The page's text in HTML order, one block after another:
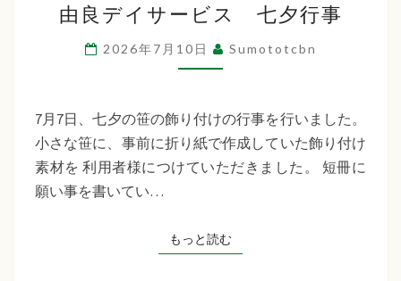
良
デ
イ
ー
ビ
ス
行
事
由良デイサービス 七夕行事
2026年7月10日 Sumototcbn
7月7日、七夕の笹の飾り付けの行事を行いました。
小さな笹に、事前に折り紙で作成していた飾り付け
素材を 利用者様につけていただきました。 短冊に
願い事を書いてい…
もっと読むもっと読む